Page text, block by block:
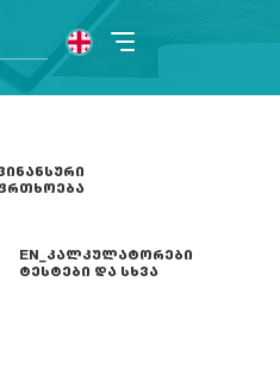
EN_ᲙᲐᲚᲙᲣᲚᲐᲢᲝᲠᲔᲑᲘ
ᲢᲔᲡᲢᲔᲑᲘ ᲓᲐ ᲡᲮᲕᲐ